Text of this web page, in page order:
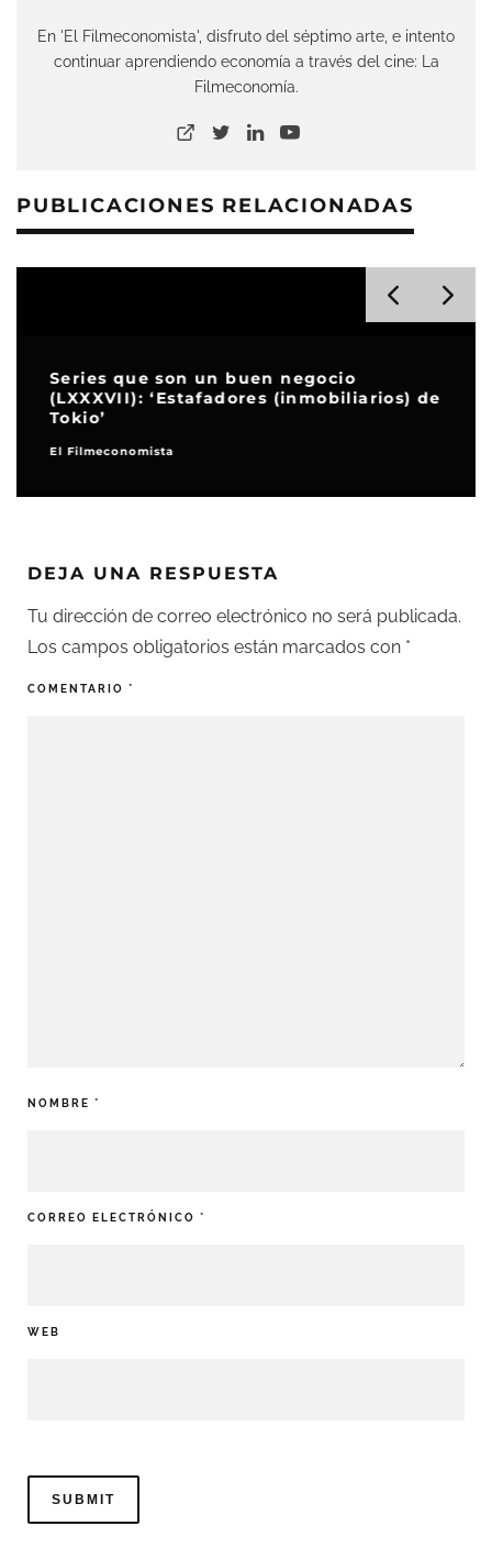
En 'El Filmeconomista', disfruto del séptimo arte, e intento
continuar aprendiendo economía a través del cine: La
Filmeconomía.
PUBLICACIONES RELACIONADAS
Series que son un buen negocio
(LXXXVII): ‘Estafadores (inmobiliarios) de
Tokio’
El Filmeconomista
DEJA UNA RESPUESTA
Tu dirección de correo electrónico no será publicada.
Los campos obligatorios están marcados con *
COMENTARIO *
NOMBRE *
CORREO ELECTRÓNICO *
WEB